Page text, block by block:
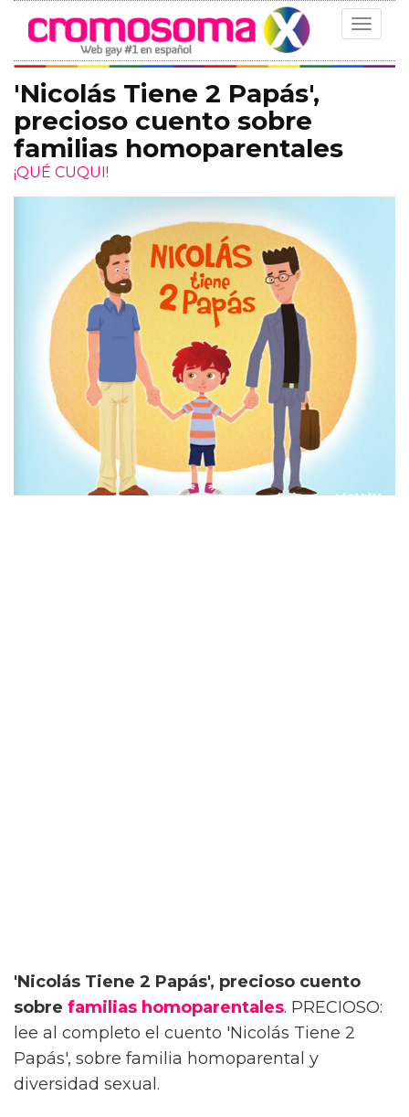
Toggle
'Nicolás Tiene 2 Papás',
precioso cuento sobre
familias homoparentales
¡QUÉ CUQUI!
'Nicolás Tiene 2 Papás', precioso cuento
sobre familias homoparentales. PRECIOSO:
lee al completo el cuento 'Nicolás Tiene 2
Papás', sobre familia homoparental y
diversidad sexual.